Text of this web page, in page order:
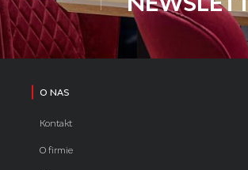
O NAS
Kontakt
O firmie